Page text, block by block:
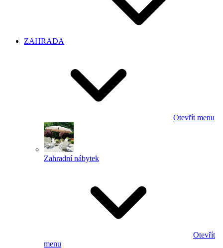
ZAHRADA
Otevřít menu
Zahradní nábytek
Otevřít
menu